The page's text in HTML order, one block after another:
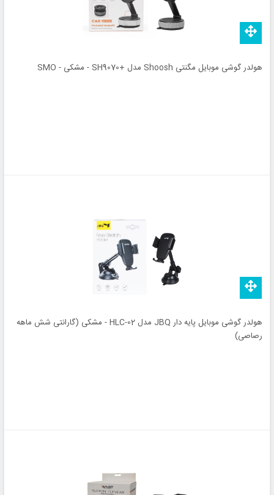
هولدر گوشی موبایل مگنتی Shoosh مدل +SH9070 - مشکی - SMO
هولدر گوشی موبایل پایه دار JBQ مدل HLC-02 - مشکی (گارانتی شش ماهه
رصاصی)